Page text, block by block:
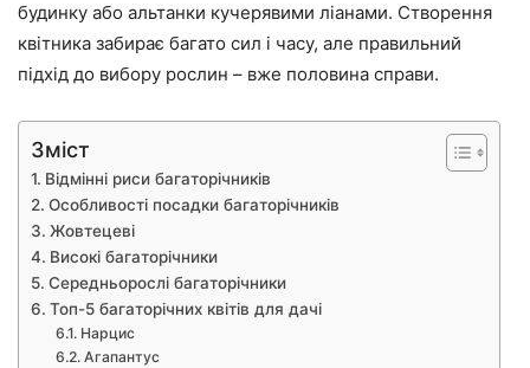
будинку або альтанки кучерявими ліанами. Створення
квітника забирає багато сил і часу, але правильний
підхід до вибору рослин – вже половина справи.
Зміст
Відмінні риси багаторічників
Особливості посадки багаторічників
Жовтецеві
Високі багаторічники
Середньорослі багаторічники
Топ-5 багаторічних квітів для дачі
Нарцис
Агапантус